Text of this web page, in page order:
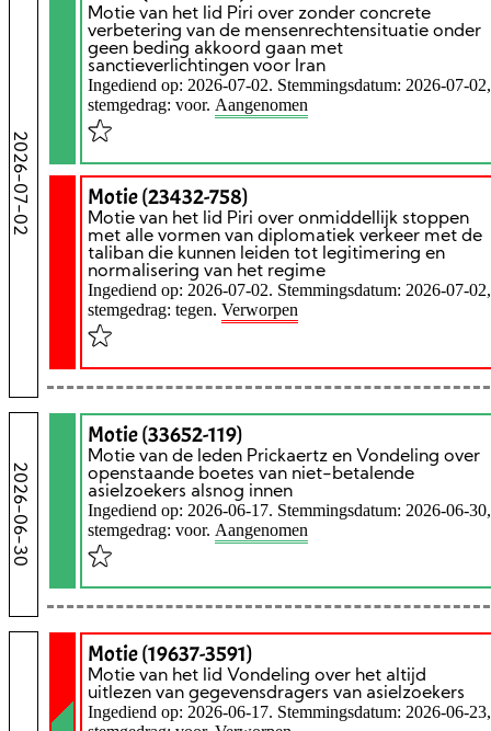
2026-07-02
Motie van het lid Piri over zonder concrete
verbetering van de mensenrechtensituatie onder
geen beding akkoord gaan met
sanctieverlichtingen voor Iran
Ingediend op: 2026-07-02. Stemmingsdatum: 2026-07-02,
stemgedrag: voor. Aangenomen
Motie (23432-758)
Motie van het lid Piri over onmiddellijk stoppen
met alle vormen van diplomatiek verkeer met de
taliban die kunnen leiden tot legitimering en
normalisering van het regime
Ingediend op: 2026-07-02. Stemmingsdatum: 2026-07-02,
stemgedrag: tegen. Verworpen
2026-06-30
Motie (33652-119)
Motie van de leden Prickaertz en Vondeling over
openstaande boetes van niet-betalende
asielzoekers alsnog innen
Ingediend op: 2026-06-17. Stemmingsdatum: 2026-06-30,
stemgedrag: voor. Aangenomen
Motie (19637-3591)
Motie van het lid Vondeling over het altijd
uitlezen van gegevensdragers van asielzoekers
Ingediend op: 2026-06-17. Stemmingsdatum: 2026-06-23,